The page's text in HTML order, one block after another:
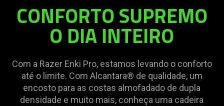
CONFORTO SUPREMO
O DIA INTEIRO
Com a Razer Enki Pro, estamos levando o conforto
até o limite. Com Alcantara® de qualidade, um
encosto para as costas almofadado de dupla
densidade e muito mais, conheça uma cadeira